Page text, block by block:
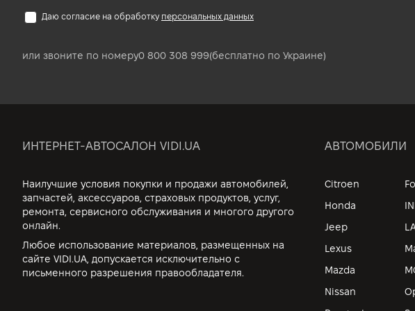
Даю согласие на обработку персональных данных
или звоните по номеру0 800 308 999(бесплатно по Украине)
ИНТЕРНЕТ-АВТОСАЛОН VIDI.UA
Наилучшие условия покупки и продажи автомобилей,
запчастей, аксессуаров, страховых продуктов, услуг,
ремонта, сервисного обслуживания и многого другого
онлайн.
Любое использование материалов, размещенных на
сайте VIDI.UA, допускается исключительно с
письменного разрешения правообладателя.
АВТОМОБИЛИ
Citroen
Honda
Jeep
Lexus
Mazda
Nissan